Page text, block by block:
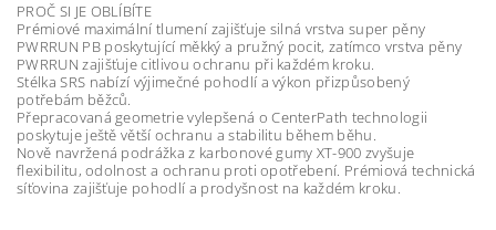
PROČ SI JE OBLÍBÍTE
Prémiové maximální tlumení zajišťuje silná vrstva super pěny
PWRRUN PB poskytující měkký a pružný pocit, zatímco vrstva pěny
PWRRUN zajišťuje citlivou ochranu při každém kroku.
Stélka SRS nabízí výjimečné pohodlí a výkon přizpůsobený
potřebám běžců.
Přepracovaná geometrie vylepšená o CenterPath technologii
poskytuje ještě větší ochranu a stabilitu během běhu.
Nově navržená podrážka z karbonové gumy XT-900 zvyšuje
flexibilitu, odolnost a ochranu proti opotřebení. Prémiová technická
síťovina zajišťuje pohodlí a prodyšnost na každém kroku.